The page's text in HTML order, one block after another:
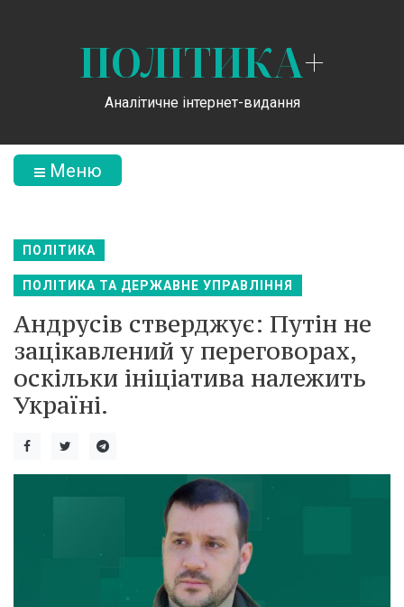
ПОЛІТИКА+
Аналітичне інтернет-видання
Меню
ПОЛІТИКА
ПОЛІТИКА ТА ДЕРЖАВНЕ УПРАВЛІННЯ
Андрусів стверджує: Путін не
зацікавлений у переговорах,
оскільки ініціатива належить
Україні.